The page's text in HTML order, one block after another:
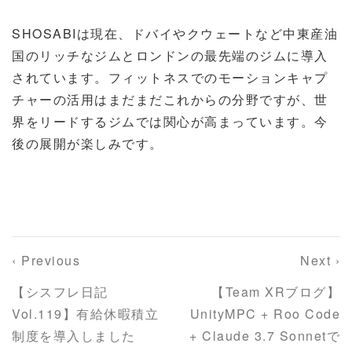
SHOSABIは現在、ドバイやクウェートなど中東産油
国のリッチなジムとロンドンの最先端のジムに導入
されています。フィットネスでのモーションキャプ
チャーの活用はまだまだこれからの分野ですが、世
界をリードするジムでは関心が高まっています。今
後の展開が楽しみです。
‹ Previous
【シスフレ日記
Vol.119】有給休暇積立
制度を導入しました
Next ›
【Team XRブログ】
UnityMPC + Roo Code
+ Claude 3.7 Sonnetで